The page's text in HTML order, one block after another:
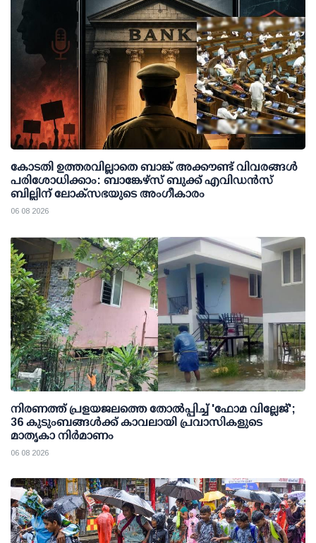
കോടതി ഉത്തരവില്ലാതെ ബാങ്ക് അക്കൗണ്ട് വിവരങ്ങള്‍
പരിശോധിക്കാം: ബാങ്കേഴ്സ് ബുക്ക് എവിഡന്‍സ്
ബില്ലിന് ലോക്സഭയുടെ അംഗീകാരം
06 08 2026
നിരണത്ത് പ്രളയജലത്തെ തോല്‍പ്പിച്ച് 'ഫോമ വില്ലേജ്';
36 കുടുംബങ്ങള്‍ക്ക് കാവലായി പ്രവാസികളുടെ
മാതൃകാ നിര്‍മാണം
06 08 2026